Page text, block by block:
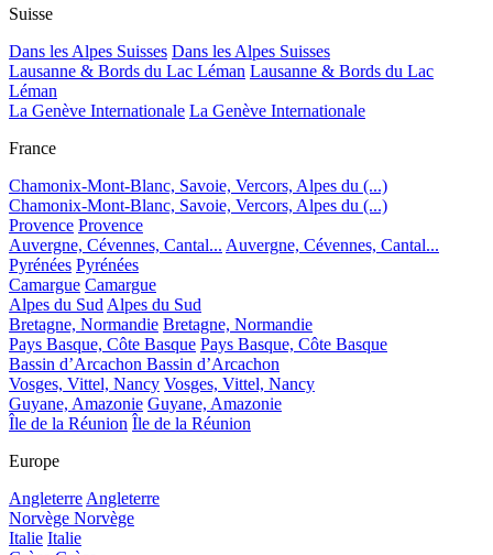
Suisse
Dans les Alpes Suisses Dans les Alpes Suisses
Lausanne & Bords du Lac Léman Lausanne & Bords du Lac
Léman
La Genève Internationale La Genève Internationale
France
Chamonix-Mont-Blanc, Savoie, Vercors, Alpes du (...)
Chamonix-Mont-Blanc, Savoie, Vercors, Alpes du (...)
Provence Provence
Auvergne, Cévennes, Cantal... Auvergne, Cévennes, Cantal...
Pyrénées Pyrénées
Camargue Camargue
Alpes du Sud Alpes du Sud
Bretagne, Normandie Bretagne, Normandie
Pays Basque, Côte Basque Pays Basque, Côte Basque
Bassin d’Arcachon Bassin d’Arcachon
Vosges, Vittel, Nancy Vosges, Vittel, Nancy
Guyane, Amazonie Guyane, Amazonie
Île de la Réunion Île de la Réunion
Europe
Angleterre Angleterre
Norvège Norvège
Italie Italie